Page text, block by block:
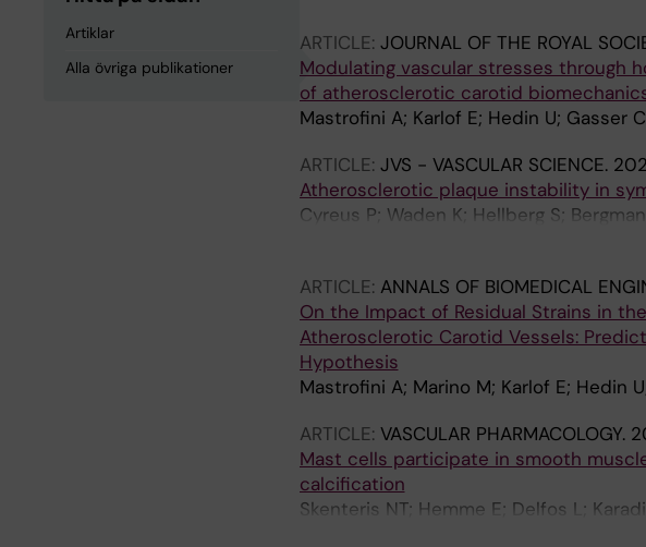
Artiklar
Alla övriga publikationer
ARTICLE: JOURNAL OF THE ROYAL
Modulating vascular stresses through
of atherosclerotic carotid
Mastrofini A; Karlof E; Hedin U; Gasser
ARTICLE: JVS - VASCULAR SCIENCE.
Atherosclerotic plaque instability in
Cyreus P; Waden K; Hellberg S;
ARTICLE: ANNALS OF BIOMEDICAL
On the Impact of Residual Strains in
Atherosclerotic Carotid Vessels:
Hypothesis
Mastrofini A; Marino M; Karlof E; Hedin
ARTICLE: VASCULAR PHARMACOLOGY.
Mast cells participate in smooth
calcification
Skenteris NT; Hemme E; Delfos L;
Zhang X; Maegdefessel L; Schurgers